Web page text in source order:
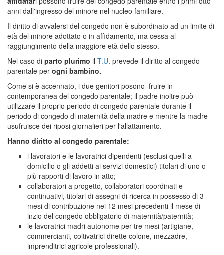
anni dall'ingresso del minore nel nucleo familiare.
Il diritto di avvalersi del congedo non è subordinato ad un limite di
età del minore adottato o in affidamento, ma cessa al
raggiungimento della maggiore età dello stesso.
Nel caso di parto plurimo il T.U. prevede il diritto al congedo
parentale per ogni bambino.
Come si è accennato, i due genitori posono fruire in
contemporanea del congedo parentale; il padre inoltre può
utilizzare il proprio periodo di congedo parentale durante il
periodo di congedo di maternità della madre e mentre la madre
usufruisce dei riposi giornalieri per l'allattamento.
Hanno diritto al congedo parentale:
i lavoratori e le lavoratrici dipendenti (esclusi quelli a
domicilio o gli addetti ai servizi domestici) titolari di uno o
più rapporti di lavoro in atto;
collaboratori a progetto, collaboratori coordinati e
continuativi, titolari di assegni di ricerca in possesso di 3
mesi di contribuzione nei 12 mesi precedenti il mese di
inzio del congedo obbligatorio di maternità/paternità;
le lavoratrici madri autonome per tre mesi (artigiane,
commercianti, coltivatrici dirette colone, mezzadre,
imprenditrici agricole professionali).